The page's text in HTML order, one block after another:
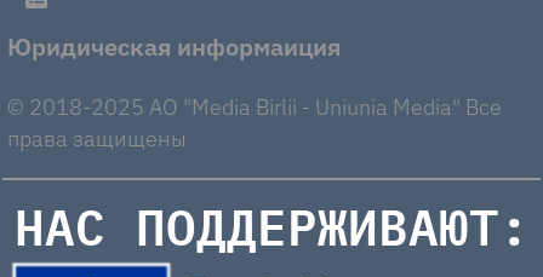
Юридическая информаиция
© 2018-2025 AO "Media Birlii - Uniunia Media" Все
права защищены
НАС ПОДДЕРЖИВАЮТ: